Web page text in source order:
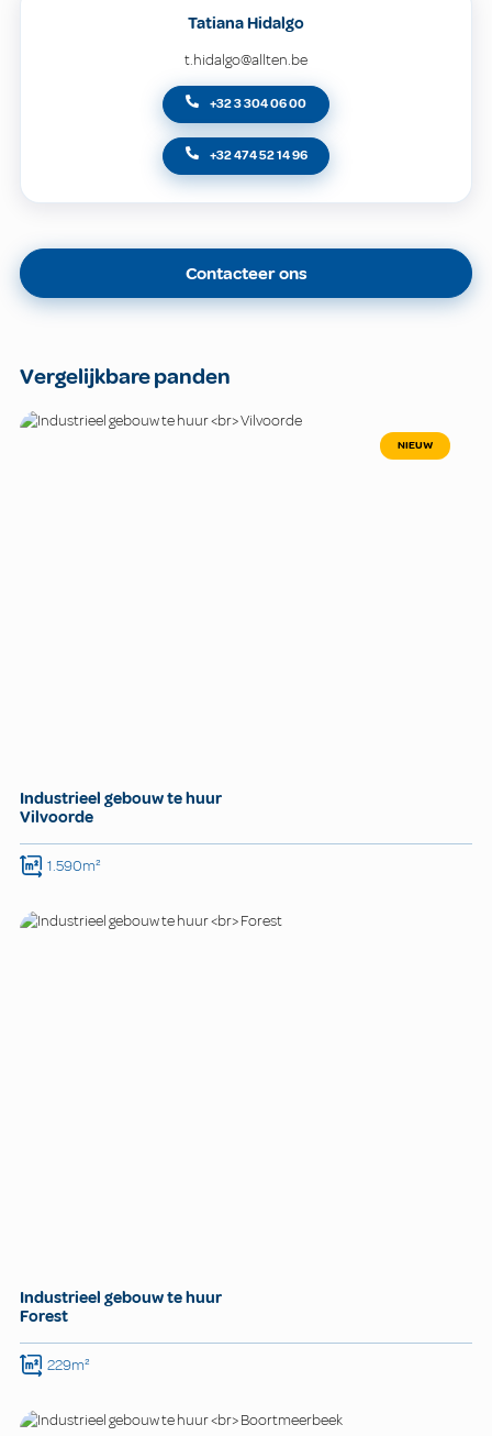
Tatiana Hidalgo
t.hidalgo@allten.be
+32 3 304 06 00
+32 474 52 14 96
Contacteer ons
Vergelijkbare panden
NIEUW
Industrieel gebouw te huur
Vilvoorde
1.590m²
Industrieel gebouw te huur
Forest
229m²